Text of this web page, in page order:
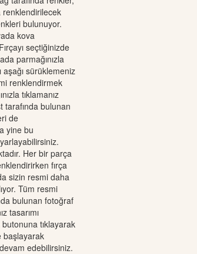
renklendirilecek
bulunuyor.
kova
seçtiğinizde
parmağınızla
sürüklemeniz
renklendirmek
tıklamanız
tarafında bulunan
de
yine bu
Her bir parça
fırça
sizin resmi daha
Tüm resmi
bulunan fotoğraf
tasarımı
tıklayarak
başlayarak
edebilirsiniz.